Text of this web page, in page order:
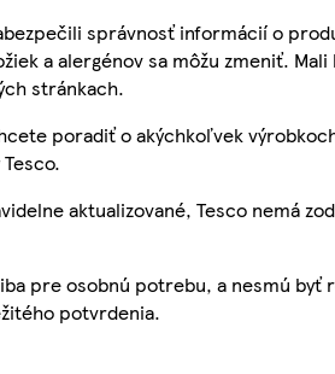
správnosť informácií o
a alergénov sa môžu zmeniť.
stránkach.
poradiť o akýchkoľvek
aktualizované, Tesco nemá
pre osobnú potrebu, a nesmú
potvrdenia.